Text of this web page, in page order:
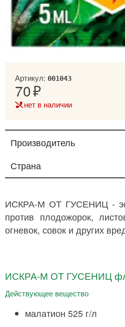
Артикул: 001043
70
нет в наличии
Производитель
Страна
ИСКРА-М ОТ ГУСЕНИЦ -
против плодожорок,
огневок, совок и других
ИСКРА-М ОТ ГУСЕНИЦ
Действующее вещество
малатион 525 г/л